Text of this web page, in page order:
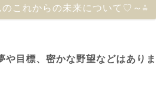
のこれからの未来について♡～⁂
や目標、密かな野望などはありま